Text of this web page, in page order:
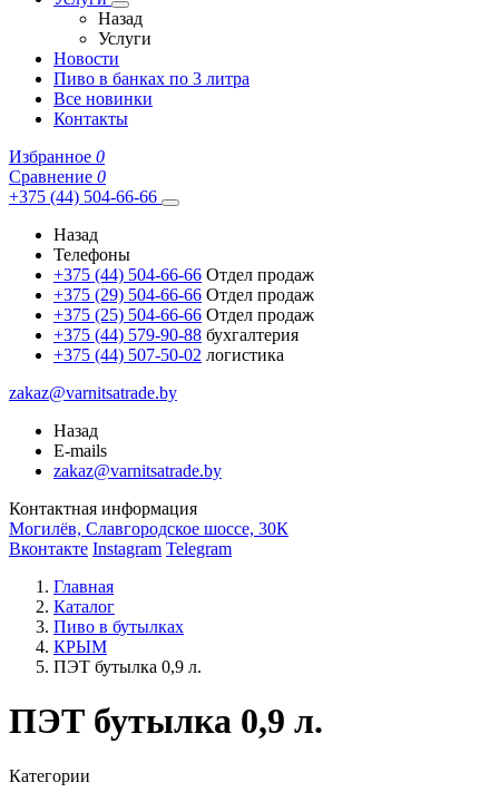
Назад
Услуги
Новости
Пиво в банках по 3 литра
Все новинки
Контакты
Избранное 0
Сравнение 0
+375 (44) 504-66-66
Назад
Телефоны
+375 (44) 504-66-66 Отдел продаж
+375 (29) 504-66-66 Отдел продаж
+375 (25) 504-66-66 Отдел продаж
+375 (44) 579-90-88 бухгалтерия
+375 (44) 507-50-02 логистика
zakaz@varnitsatrade.by
Назад
E-mails
zakaz@varnitsatrade.by
Контактная информация
Могилёв, Славгородское шоссе, 30К
Вконтакте Instagram Telegram
Главная
Каталог
Пиво в бутылках
КРЫМ
ПЭТ бутылка 0,9 л.
ПЭТ бутылка 0,9 л.
Категории